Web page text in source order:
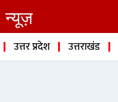
न्यूज़
उत्तर प्रदेश उत्तराखंड